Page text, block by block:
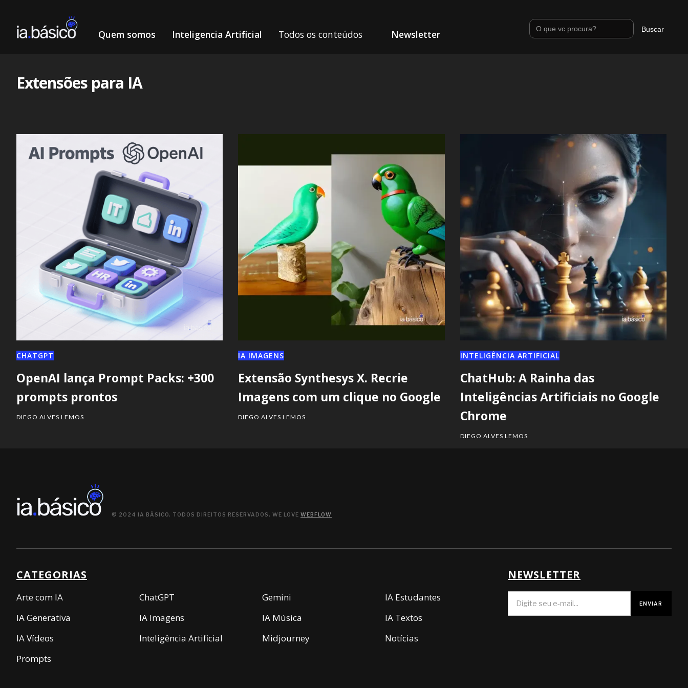
Quem somos Inteligencia Artificial Todos os conteúdos Newsletter
Extensões para IA
CHATGPT
OpenAI lança Prompt Packs: +300
prompts prontos
DIEGO ALVES LEMOS
IA IMAGENS
Extensão Synthesys X. Recrie
Imagens com um clique no Google
DIEGO ALVES LEMOS
INTELIGÊNCIA ARTIFICIAL
ChatHub: A Rainha das
Inteligências Artificiais no Google
Chrome
DIEGO ALVES LEMOS
© 2024 IA BÁSICO. TODOS DIREITOS RESERVADOS. WE LOVE WEBFLOW
CATEGORIAS
Arte com IA ChatGPT Gemini
IA Estudantes
IA Generativa
IA Imagens IA Música
IA Textos
IA Vídeos
Inteligência Artificial Midjourney
Notícias
Prompts
NEWSLETTER